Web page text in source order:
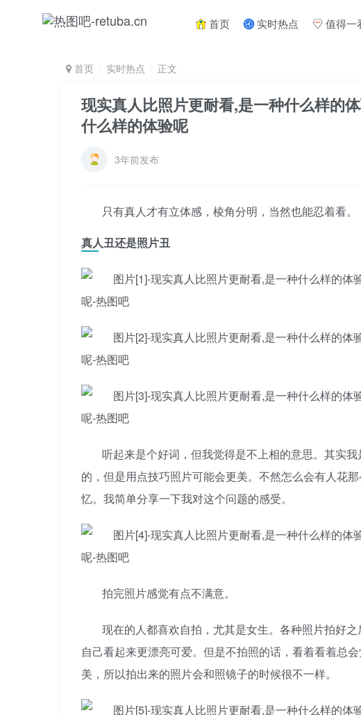
首页 实时热点 值得一
首页 实时热点 正文
现实真人比照片更耐看,是一种什么样的
什么样的体验呢
3年前发布
只有真人才有立体感，棱角分明，当然也能忍着看。
真人丑还是照片丑
听起来是个好词，但我觉得是不上相的意思。其实
的，但是用点技巧照片可能会更美。不然怎么会有人花
忆。我简单分享一下我对这个问题的感受。
拍完照片感觉有点不满意。
现在的人都喜欢自拍，尤其是女生。各种照片拍好
自己看起来更漂亮可爱。但是不拍照的话，看着看着总
美，所以拍出来的照片会和照镜子的时候很不一样。